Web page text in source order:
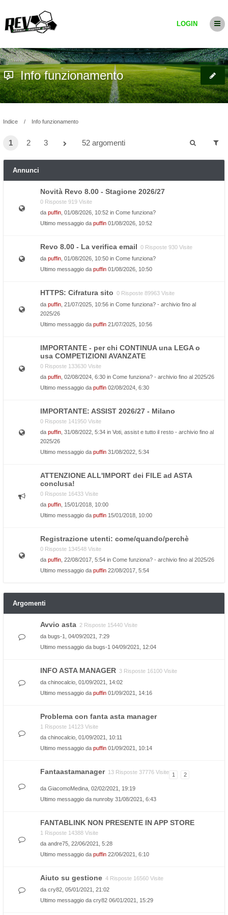
LOGIN
Info funzionamento
Indice Info funzionamento
1 2 3 52 argomenti
Annunci
Novità Revo 8.00 - Stagione 2026/27
0 Risposte 919 Visite
da puffin , 01/08/2026, 10:52 in Come funziona?
Ultimo messaggio da puffin 01/08/2026, 10:52
Revo 8.00 - La verifica email 0 Risposte 930 Visite
da puffin , 01/08/2026, 10:50 in Come funziona?
Ultimo messaggio da puffin 01/08/2026, 10:50
HTTPS: Cifratura sito 0 Risposte 89963 Visite
da puffin , 21/07/2025, 10:56 in Come funziona? - archivio fino al
2025/26
Ultimo messaggio da puffin 21/07/2025, 10:56
IMPORTANTE - per chi CONTINUA una LEGA o
usa COMPETIZIONI AVANZATE
0 Risposte 133630 Visite
da puffin , 02/08/2024, 6:30 in Come funziona? - archivio fino al 2025/26
Ultimo messaggio da puffin 02/08/2024, 6:30
IMPORTANTE: ASSIST 2026/27 - Milano
0 Risposte 141950 Visite
da puffin , 31/08/2022, 5:34 in Voti, assist e tutto il resto - archivio fino al
2025/26
Ultimo messaggio da puffin 31/08/2022, 5:34
ATTENZIONE ALL'IMPORT dei FILE ad ASTA
conclusa!
0 Risposte 16433 Visite
da puffin , 15/01/2018, 10:00
Ultimo messaggio da puffin 15/01/2018, 10:00
Registrazione utenti: come/quando/perchè
0 Risposte 134548 Visite
da puffin , 22/08/2017, 5:54 in Come funziona? - archivio fino al 2025/26
Ultimo messaggio da puffin 22/08/2017, 5:54
Argomenti
Avvio asta 2 Risposte 15440 Visite
da bugs-1
, 04/09/2021, 7:29
Ultimo messaggio da bugs-1 04/09/2021, 12:04
INFO ASTA MANAGER 3 Risposte 16100 Visite
da chinocalcio , 01/09/2021, 14:02
Ultimo messaggio da puffin 01/09/2021, 14:16
Problema con fanta asta manager
1 Risposte 14123 Visite
da chinocalcio , 01/09/2021, 10:11
Ultimo messaggio da puffin 01/09/2021, 10:14
Fantaastamanager 13 Risposte 37776 Visite 1 2
da GiacomoMedina , 02/02/2021, 19:19
Ultimo messaggio da nunroby 31/08/2021, 6:43
FANTABLINK NON PRESENTE IN APP STORE
1 Risposte 14388 Visite
da andre75 , 22/06/2021, 5:28
Ultimo messaggio da puffin 22/06/2021, 6:10
Aiuto su gestione 4 Risposte 16560 Visite
da cry82 , 05/01/2021, 21:02
Ultimo messaggio da cry82 06/01/2021, 15:29